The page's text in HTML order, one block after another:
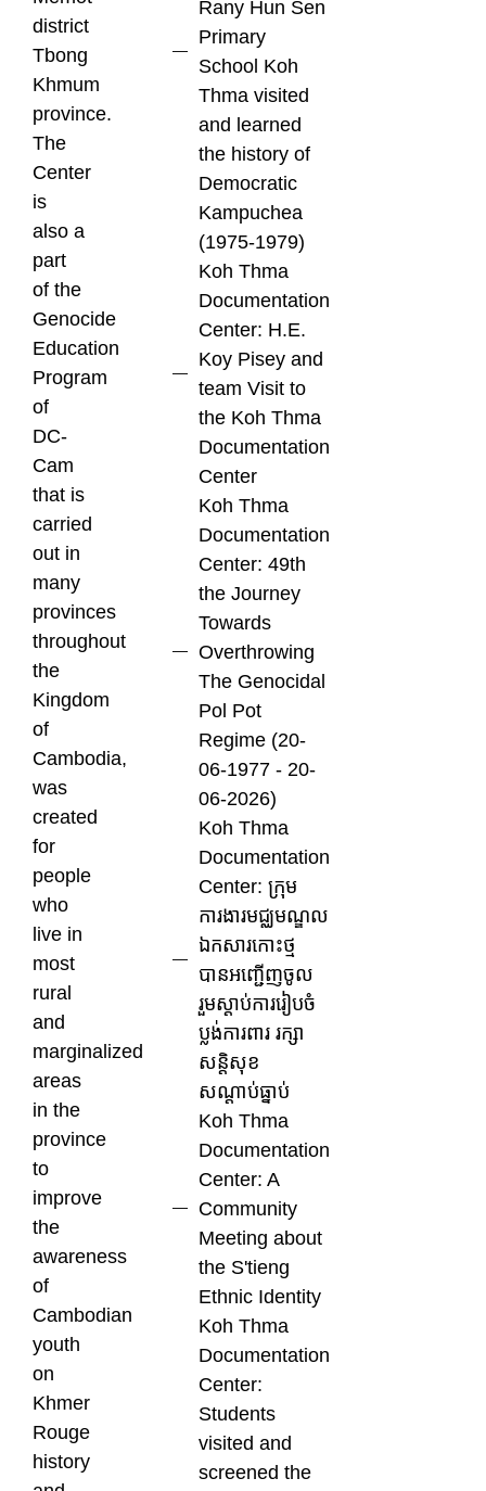
district
Tbong
Khmum
province.
The
Center
is
also a
part
of the
Genocide
Education
Program
of
DC-
Cam
that is
carried
out in
many
provinces
throughout
the
Kingdom
of
Cambodia,
was
created
for
people
who
live in
most
rural
and
marginalized
areas
in the
province
to
improve
the
awareness
of
Cambodian
youth
on
Khmer
Rouge
history
Rany Hun Sen
Primary
School Koh
Thma visited
and learned
the history of
Democratic
Kampuchea
(1975-1979)
Koh Thma
Documentation
Center: H.E.
Koy Pisey and
team Visit to
the Koh Thma
Documentation
Center
Koh Thma
Documentation
Center: 49th
the Journey
Towards
Overthrowing
The Genocidal
Pol Pot
Regime (20-
06-1977 - 20-
06-2026)
Koh Thma
Documentation
Center: ក្រុម
ការងារមជ្ឈមណ្ឌល
ឯកសារកោះថ្ម
បានអញ្ជើញចូល
រួមស្ដាប់ការរៀបចំ
ប្លង់ការពារ រក្សា
សន្តិសុខ
សណ្ដាប់ធ្នាប់
Koh Thma
Documentation
Center: A
Community
Meeting about
the S'tieng
Ethnic Identity
Koh Thma
Documentation
Center:
Students
visited and
screened the